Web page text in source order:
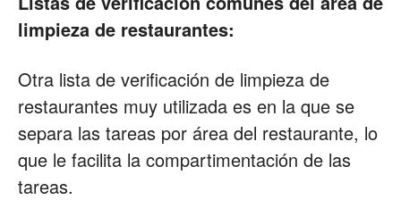
limpieza de restaurantes:
Otra lista de verificación de limpieza de
restaurantes muy utilizada es en la que se
separa las tareas por área del restaurante, lo
que le facilita la compartimentación de las
tareas.